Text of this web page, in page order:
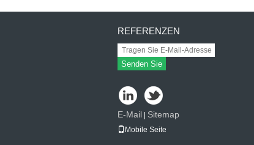
Schweißmaschine
REFERENZEN
Senden Sie
E-Mail Sitemap
Mobile Seite